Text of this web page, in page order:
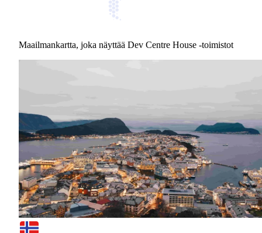
Maailmankartta, joka näyttää Dev Centre House -toimistot